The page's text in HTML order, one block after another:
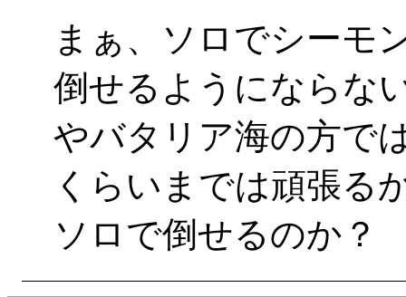
まぁ、ソロでシーモ
倒せるようにならな
やバタリア海の方で
くらいまでは頑張
ソロで倒せるのか？